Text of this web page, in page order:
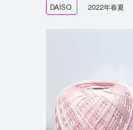
DAISO 2022年春夏